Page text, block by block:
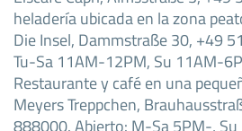
heladería ubicada en la zona
Die Insel, Dammstraße 30, +49
Tu-Sa 11AM-12PM, Su 11AM-
Restaurante y café en una
Meyers Treppchen,
888000. Abierto: M-Sa 5PM-,